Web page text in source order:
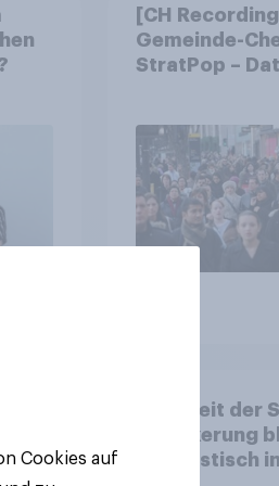
[CH
Gemeinde-
StratPop –
Mehrheit der
Bevölkerung
optimistisch
Cookies auf